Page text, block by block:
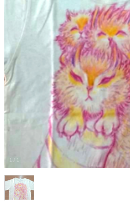
1 / 1